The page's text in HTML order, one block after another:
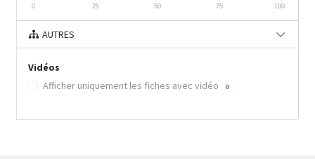
0 25 50 75 100
AUTRES
Vidéos
Afficher uniquement les fiches avec vidéo
0